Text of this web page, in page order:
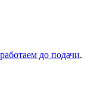
до подачи.